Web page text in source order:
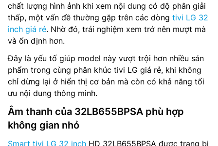
chất lượng hình ảnh khi xem nội dung có độ phân giải
thấp, một vấn đề thường gặp trên các dòng tivi LG 32
inch giá rẻ. Nhờ đó, trải nghiệm xem trở nên mượt mà
và ổn định hơn.
Đây là yếu tố giúp model này vượt trội hơn nhiều sản
phẩm trong cùng phân khúc tivi LG giá rẻ, khi không
chỉ dừng lại ở hiển thị cơ bản mà còn có khả năng tối
ưu nội dung thông minh.
Âm thanh của 32LB655BPSA phù hợp
không gian nhỏ
Smart tivi LG 32 inch HD 32LB655BPSA được trang bị